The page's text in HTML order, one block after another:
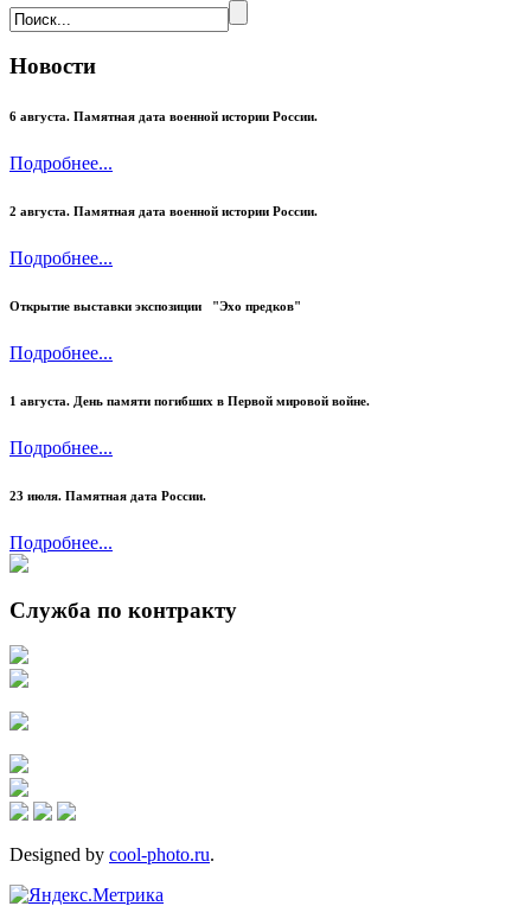
Новости
6 августа. Памятная дата военной истории России.
Подробнее...
2 августа. Памятная дата военной истории России.
Подробнее...
Открытие выставки экспозиции "Эхо предков"
Подробнее...
1 августа. День памяти погибших в Первой мировой войне.
Подробнее...
23 июля. Памятная дата России.
Подробнее...
Служба по контракту
Designed by cool-photo.ru.